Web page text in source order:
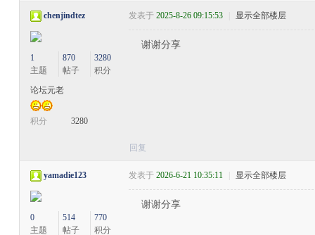
chenjindtez
1
主题
870
帖子
3280
积分
论坛元老
积分 3280
发表于 2025-8-26 09:15:53 显示全部楼层
谢谢分享
回复
yamadie123
0
主题
514
帖子
770
积分
发表于 2026-6-21 10:35:11 显示全部楼层
谢谢分享